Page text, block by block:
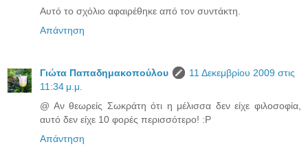
Αυτό το σχόλιο αφαιρέθηκε από τον συντάκτη.
Απάντηση
Γιώτα Παπαδημακοπούλου
11 Δεκεμβρίου 2009 στις
11:34 μ.μ.
@ Αν θεωρείς Σωκράτη ότι η μέλισσα δεν είχε φιλοσοφία,
αυτό δεν είχε 10 φορές περισσότερο! :P
Απάντηση